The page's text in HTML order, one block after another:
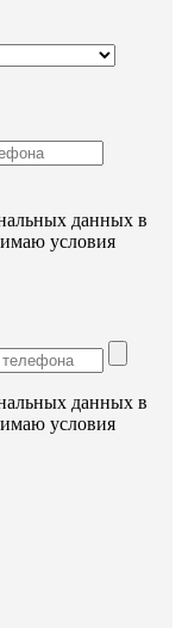
данных в
условия
данных в
условия